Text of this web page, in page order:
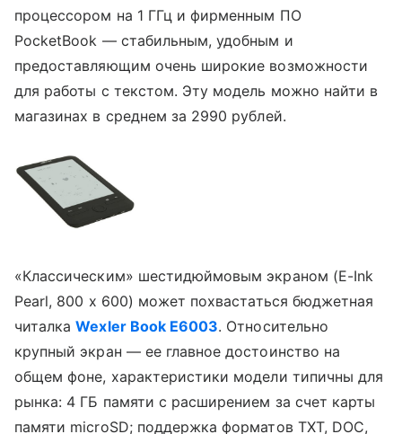
процессором на 1 ГГц и фирменным ПО
PocketBook — стабильным, удобным и
предоставляющим очень широкие возможности
для работы с текстом. Эту модель можно найти в
магазинах в среднем за 2990 рублей.
«Классическим» шестидюймовым экраном (E-Ink
Pearl, 800 x 600) может похвастаться бюджетная
читалкаWexler Book E6003. Относительно
крупный экран — ее главное достоинство на
общем фоне, характеристики модели типичны для
рынка: 4 ГБ памяти с расширением за счет карты
памяти microSD; поддержка форматов TXT, DOC,